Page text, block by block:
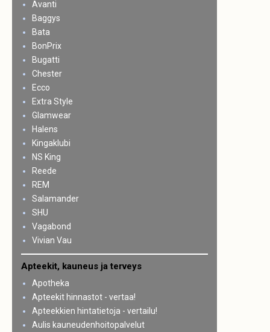
Avanti
Baggys
Bata
BonPrix
Bugatti
Chester
Ecco
Extra Style
Glamwear
Halens
Kingaklubi
NS King
Reede
REM
Salamander
SHU
Vagabond
Vivian Vau
Apteekit, kauneus ja terveys
Apotheka
Apteekit hinnastot - vertaa!
Apteekkien hintatietoja - vertailu!
Aulis kauneudenhoitopalvelut